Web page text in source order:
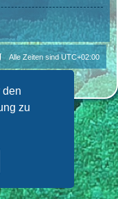
den
zu
Alle Zeiten sind UTC+02:00
par